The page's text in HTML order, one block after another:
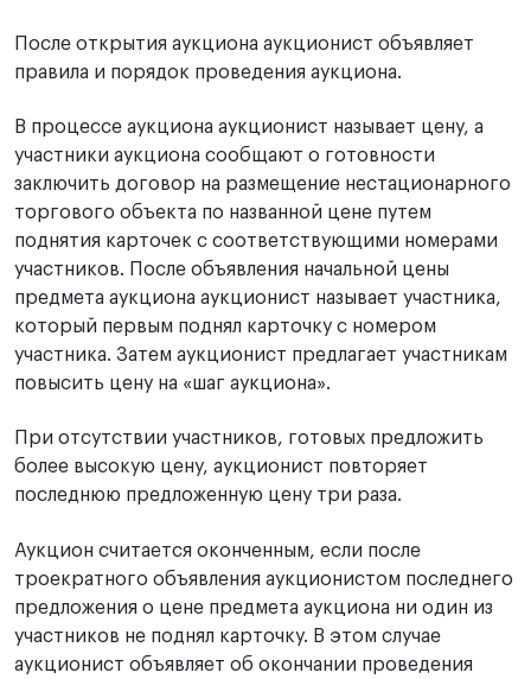
После открытия аукциона аукционист объявляет
правила и порядок проведения аукциона.
В процессе аукциона аукционист называет цену, а
участники аукциона сообщают о готовности
заключить договор на размещение нестационарного
торгового объекта по названной цене путем
поднятия карточек с соответствующими номерами
участников. После объявления начальной цены
предмета аукциона аукционист называет участника,
который первым поднял карточку с номером
участника. Затем аукционист предлагает участникам
повысить цену на «шаг аукциона».
При отсутствии участников, готовых предложить
более высокую цену, аукционист повторяет
последнюю предложенную цену три раза.
Аукцион считается оконченным, если после
троекратного объявления аукционистом последнего
предложения о цене предмета аукциона ни один из
участников не поднял карточку. В этом случае
аукционист объявляет об окончании проведения